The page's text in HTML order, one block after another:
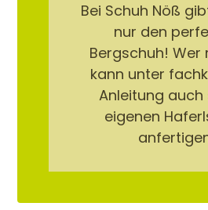
Bei Schuh Nöß
nur den
Bergschuh! Wer
kann unter
Anleitung auch
eigenen